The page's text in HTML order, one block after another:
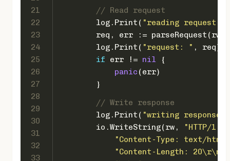
21
22
23
24
25
26
27
28
29
30
31
32
33
// Read request
        log.Print(
"reading request"
        req, err := parseRequest(rw)
        log.Print(
"request: " , req)
if err != nil {
panic (err)
        }
// Write response
        log.Print(
"writing response"
        io.WriteString(rw,
"HTTP/
"Content-Type: text/
"Content-Length: 20\r\n"